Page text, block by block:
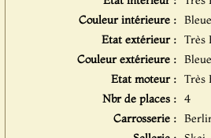
Couleur intérieure :
Etat extérieur : Très
Couleur extérieure : Bleue
Etat moteur : Très
Nbr de places : 4
Carrosserie :